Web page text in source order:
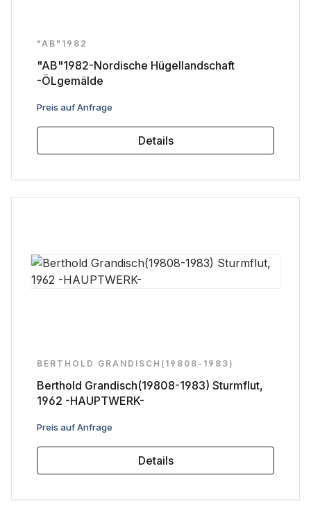
"AB"1982
"AB"1982-Nordische Hügellandschaft
-ÖLgemälde
Regulärer Preis:
Preis auf Anfrage
Details
BERTHOLD GRANDISCH(19808-1983)
Berthold Grandisch(19808-1983) Sturmflut,
1962 -HAUPTWERK-
Regulärer Preis:
Preis auf Anfrage
Details